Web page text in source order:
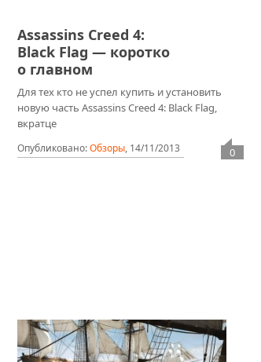
Assassins Creed 4:
Black Flag — коротко
о главном
Для тех кто не успел купить и установить
новую часть Assassins Creed 4: Black Flag,
вкратце
Опубликовано:Обзоры, 14/11/2013 0